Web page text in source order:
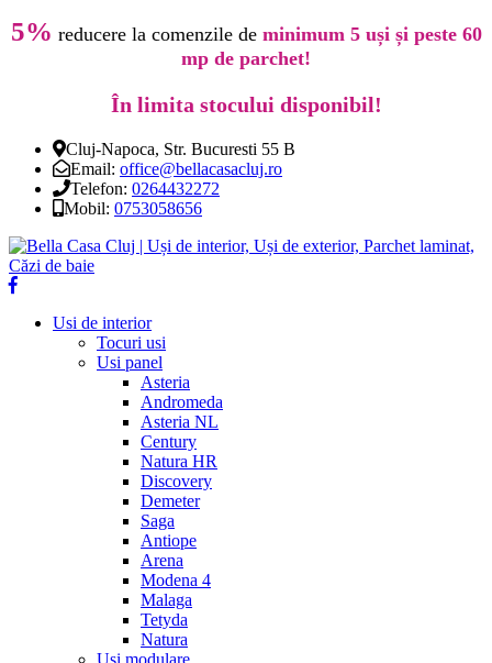
5% reducere la comenzile de minimum 5 uși și peste 60
mp de parchet!
În limita stocului disponibil!
Cluj-Napoca, Str. Bucuresti 55 B
Email: office@bellacasacluj.ro
Telefon: 0264432272
Mobil: 0753058656
Usi de interior
Tocuri usi
Usi panel
Asteria
Andromeda
Asteria NL
Century
Natura HR
Discovery
Demeter
Saga
Antiope
Arena
Modena 4
Malaga
Tetyda
Natura
Usi modulare